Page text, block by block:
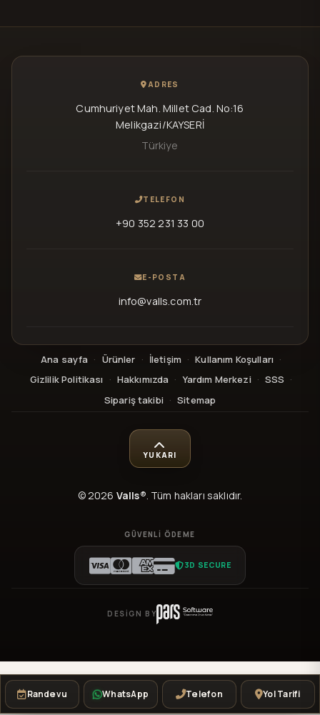
ADRES
Cumhuriyet Mah. Millet Cad. No:16
Melikgazi/KAYSERİ
Türkiye
TELEFON
+90 352 231 33 00
E-POSTA
info@valls.com.tr
Ana sayfa · Ürünler · İletişim · Kullanım Koşulları ·
Gizlilik Politikası
· Hakkımızda · Yardım Merkezi · SSS ·
Sipariş takibi · Sitemap
© 2026 Valls®. Tüm hakları saklıdır.
YUKARI
GÜVENLI ÖDEME
3D SECURE
DESIGN BY
Randevu WhatsApp Telefon Yol Tarifi